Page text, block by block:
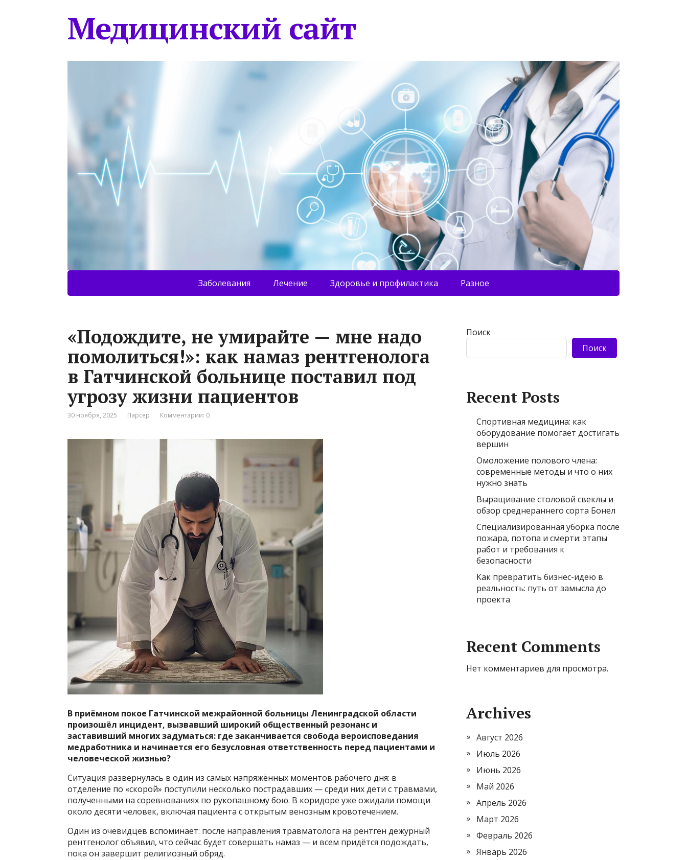
Медицинский сайт
Заболевания Лечение Здоровье и профилактика Разное
«Подождите, не умирайте — мне надо
помолиться!»: как намаз рентгенолога
в Гатчинской больнице поставил под
угрозу жизни пациентов
30 ноября, 2025 Парсер Комментарии: 0
В приёмном покое Гатчинской межрайонной больницы Ленинградской области
произошёл инцидент, вызвавший широкий общественный резонанс и
заставивший многих задуматься: где заканчивается свобода вероисповедания
медработника и начинается его безусловная ответственность перед пациентами и
человеческой жизнью?
Ситуация развернулась в один из самых напряжённых моментов рабочего дня: в
отделение по «скорой» поступили несколько пострадавших — среди них дети с травмами,
полученными на соревнованиях по рукопашному бою. В коридоре уже ожидали помощи
около десяти человек, включая пациента с открытым венозным кровотечением.
Один из очевидцев вспоминает: после направления травматолога на рентген дежурный
рентгенолог объявил, что сейчас будет совершать намаз — и всем придётся подождать,
пока он завершит религиозный обряд.
Поиск
Поиск
Recent Posts
Спортивная медицина: как
оборудование помогает достигать
вершин
Омоложение полового члена:
современные методы и что о них
нужно знать
Выращивание столовой свеклы и
обзор среднераннего сорта Бонел
Специализированная уборка после
пожара, потопа и смерти: этапы
работ и требования к
безопасности
Как превратить бизнес-идею в
реальность: путь от замысла до
проекта
Recent Comments
Нет комментариев для просмотра.
Archives
Август 2026
Июль 2026
Июнь 2026
Май 2026
Апрель 2026
Март 2026
Февраль 2026
Январь 2026